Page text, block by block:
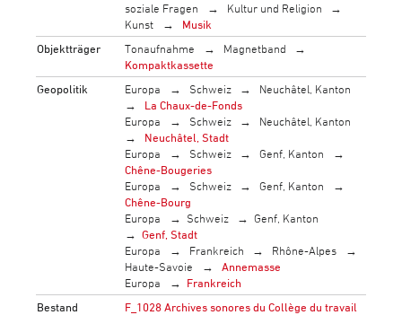
soziale Fragen
Kultur und Religion
Kunst
Musik
Objektträger
Tonaufnahme
Magnetband
Kompaktkassette
Geopolitik
Europa Schweiz
Neuchâtel, Kanton
La Chaux-de-Fonds
Europa
Schweiz
Neuchâtel, Kanton
Neuchâtel, Stadt
Europa
Schweiz
Genf, Kanton
Chêne-Bougeries
Europa
Schweiz
Genf, Kanton
Chêne-Bourg
Europa
Schweiz
Genf, Kanton
Genf, Stadt
Europa
Frankreich
Rhône-Alpes
Haute-Savoie
Annemasse
Europa
Frankreich
Bestand
F_1028 Archives sonores du Collège du travail